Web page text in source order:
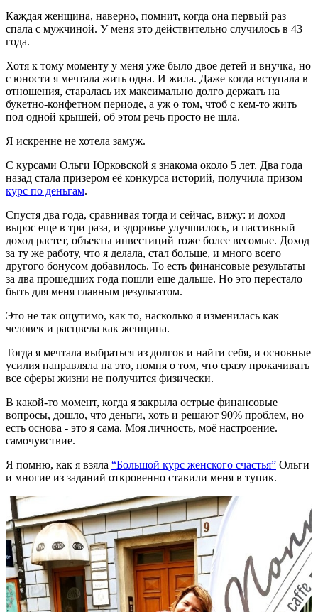
Каждая женщина, наверно, помнит, когда она первый раз
спала с мужчиной. У меня это действительно случилось в 43
года.
Хотя к тому моменту у меня уже было двое детей и внучка, но
с юности я мечтала жить одна. И жила. Даже когда вступала в
отношения, старалась их максимально долго держать на
букетно-конфетном периоде, а уж о том, чтоб с кем-то жить
под одной крышей, об этом речь просто не шла.
Я искренне не хотела замуж.
С курсами Ольги Юрковской я знакома около 5 лет. Два года
назад стала призером её конкурса историй, получила призом
курс по деньгам.
Спустя два года, сравнивая тогда и сейчас, вижу: и доход
вырос еще в три раза, и здоровье улучшилось, и пассивный
доход растет, объекты инвестиций тоже более весомые. Доход
за ту же работу, что я делала, стал больше, и много всего
другого бонусом добавилось. То есть финансовые результаты
за два прошедших года пошли еще дальше. Но это перестало
быть для меня главным результатом.
Это не так ощутимо, как то, насколько я изменилась как
человек и расцвела как женщина.
Тогда я мечтала выбраться из долгов и найти себя, и основные
усилия направляла на это, помня о том, что сразу прокачивать
все сферы жизни не получится физически.
В какой-то момент, когда я закрыла острые финансовые
вопросы, дошло, что деньги, хоть и решают 90% проблем, но
есть основа - это я сама. Моя личность, моё настроение.
самочувствие.
Я помню, как я взяла “Большой курс женского счастья” Ольги
и многие из заданий откровенно ставили меня в тупик.